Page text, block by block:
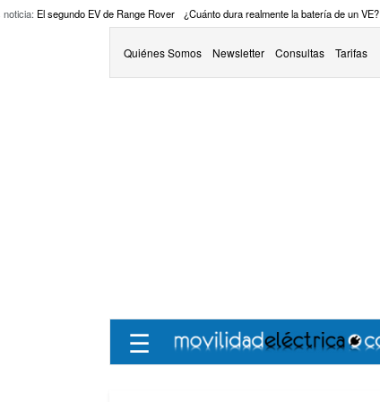
noticia: El segundo EV de Range Rover ¿Cuánto dura realmente la batería de un VE?
Quiénes Somos Newsletter Consultas Tarifas
☰